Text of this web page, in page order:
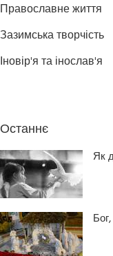
Православне життя
Зазимська творчість
Іновір'я та інослав'я
Останнє
Як